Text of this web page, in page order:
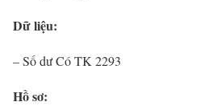
Dữ liệu:
– Số dư Có TK 2293
Hồ sơ: